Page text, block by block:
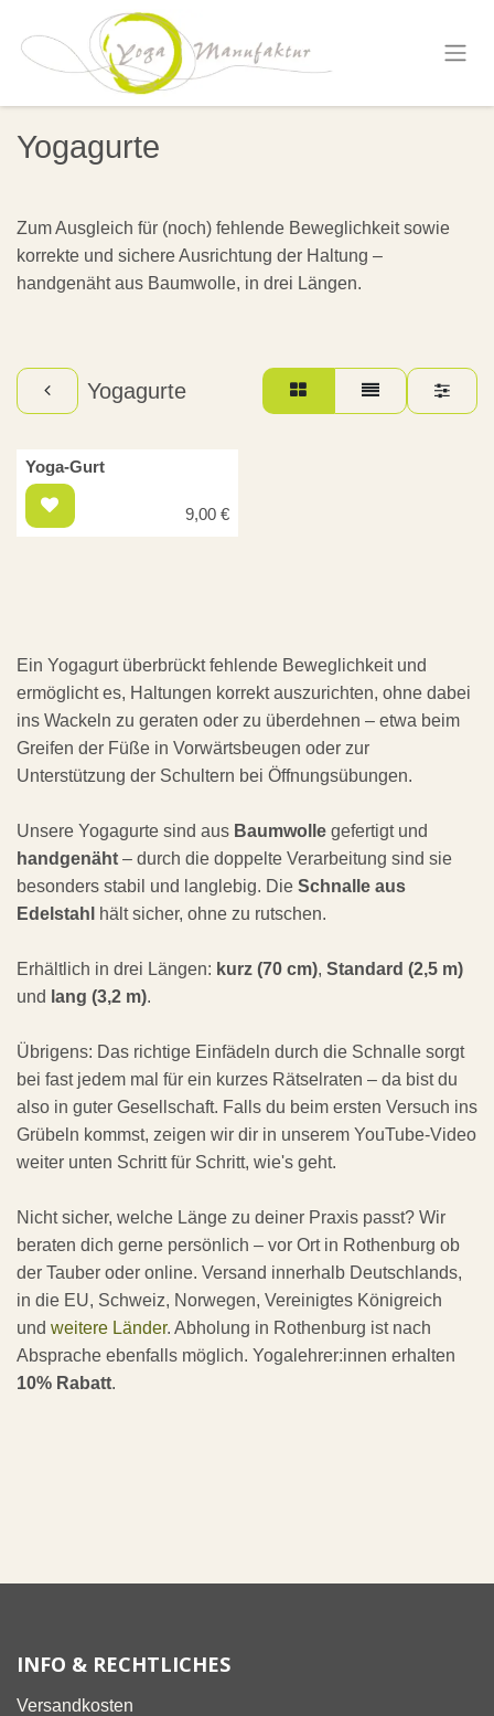
Zum Inhalt springen
Yogagurte
Zum Ausgleich für (noch) fehlende Beweglichkeit sowie
korrekte und sichere Ausrichtung der Haltung –
handgenäht aus Baumwolle, in drei Längen.
Yogagurte
Yoga-Gurt
9,00€
Ein Yogagurt überbrückt fehlende Beweglichkeit und
ermöglicht es, Haltungen korrekt auszurichten, ohne dabei
ins Wackeln zu geraten oder zu überdehnen – etwa beim
Greifen der Füße in Vorwärtsbeugen oder zur
Unterstützung der Schultern bei Öffnungsübungen.
Unsere Yogagurte sind aus Baumwolle gefertigt und
handgenäht – durch die doppelte Verarbeitung sind sie
besonders stabil und langlebig. Die Schnalle aus
Edelstahl
hält sicher, ohne zu rutschen.
Erhältlich in drei Längen: kurz (70 cm), Standard (2,5 m)
und lang (3,2 m).
Übrigens: Das richtige Einfädeln durch die Schnalle sorgt
bei fast jedem mal für ein kurzes Rätselraten – da bist du
also in guter Gesellschaft. Falls du beim ersten Versuch ins
Grübeln kommst, zeigen wir dir in unserem YouTube-Video
weiter unten Schritt für Schritt, wie's geht.
Nicht sicher, welche Länge zu deiner Praxis passt? Wir
beraten dich gerne persönlich – vor Ort in Rothenburg ob
der Tauber oder online. Versand innerhalb Deutschlands,
in die EU, Schweiz, Norwegen, Vereinigtes Königreich
und weitere Länder. Abholung in Rothenburg ist nach
Absprache ebenfalls möglich. Yogalehrer:innen erhalten
10% Rabatt.
INFO & RECHTLICHES
Versandkosten